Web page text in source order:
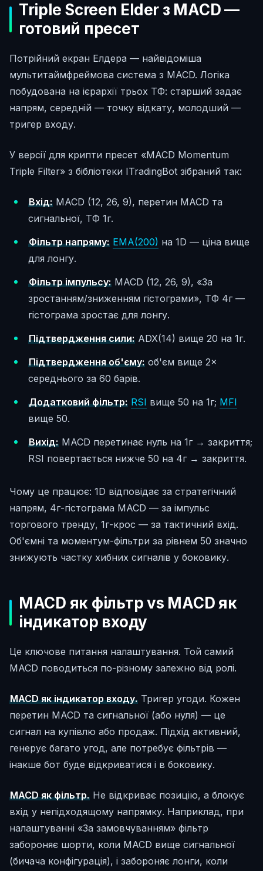
Triple Screen Elder з MACD —
готовий пресет
Потрійний екран Елдера — найвідоміша
мультитаймфреймова система з MACD. Логіка
побудована на ієрархії трьох ТФ: старший задає
напрям, середній — точку відкату, молодший —
тригер входу.
У версії для крипти пресет «MACD Momentum
Triple Filter» з бібліотеки ITradingBot зібраний так:
Вхід:MACD (12, 26, 9), перетин MACD та
сигнальної, ТФ 1г.
Фільтр напряму: EMA(200) на 1D — ціна вище
для лонгу.
Фільтр імпульсу:MACD (12, 26, 9), «За
зростанням/зниженням гістограми», ТФ 4г —
гістограма зростає для лонгу.
Підтвердження сили:ADX(14) вище 20 на 1г.
Підтвердження об'єму:об'єм вище 2×
середнього за 60 барів.
Додатковий фільтр: RSI вище 50 на 1г; MFI
вище 50.
Вихід:MACD перетинає нуль на 1г → закриття;
RSI повертається нижче 50 на 4г → закриття.
Чому це працює: 1D відповідає за стратегічний
напрям, 4г-гістограма MACD — за імпульс
торгового тренду, 1г-крос — за тактичний вхід.
Об'ємні та моментум-фільтри за рівнем 50 значно
знижують частку хибних сигналів у боковику.
MACD як фільтр vs MACD як
індикатор входу
Це ключове питання налаштування. Той самий
MACD поводиться по-різному залежно від ролі.
MACD як індикатор входу.Тригер угоди. Кожен
перетин MACD та сигнальної (або нуля) — це
сигнал на купівлю або продаж. Підхід активний,
генерує багато угод, але потребує фільтрів —
інакше бот буде відкриватися і в боковику.
MACD як фільтр.Не відкриває позицію, а блокує
вхід у непідходящому напрямку. Наприклад, при
налаштуванні «За замовчуванням» фільтр
забороняє шорти, коли MACD вище сигнальної
(бичача конфігурація), і забороняє лонги, коли